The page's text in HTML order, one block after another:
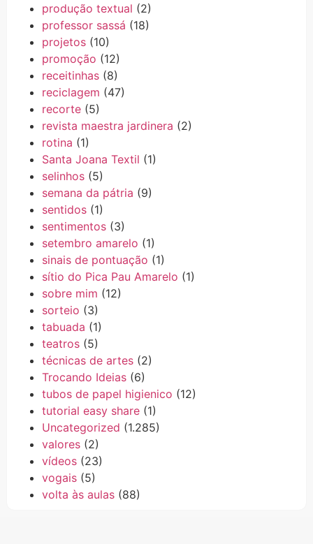
produção textual (2)
professor sassá (18)
projetos (10)
promoção (12)
receitinhas (8)
reciclagem (47)
recorte (5)
revista maestra jardinera (2)
rotina (1)
Santa Joana Textil (1)
selinhos (5)
semana da pátria (9)
sentidos (1)
sentimentos (3)
setembro amarelo (1)
sinais de pontuação (1)
sítio do Pica Pau Amarelo (1)
sobre mim (12)
sorteio (3)
tabuada (1)
teatros (5)
técnicas de artes (2)
Trocando Ideias (6)
tubos de papel higienico (12)
tutorial easy share (1)
Uncategorized (1.285)
valores (2)
vídeos (23)
vogais (5)
volta às aulas (88)